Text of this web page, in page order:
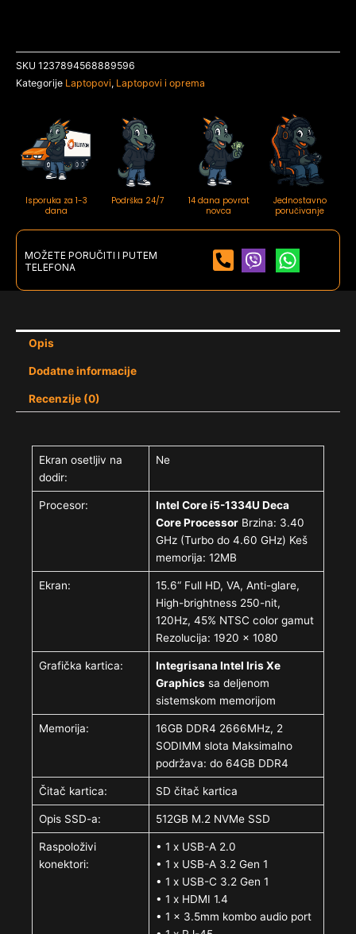
SKU 1237894568889596
Kategorije Laptopovi, Laptopovi i oprema
Isporuka za 1-3
dana
Podrška 24/7
14 dana povrat
novca
Jednostavno
poručivanje
MOŽETE PORUČITI I PUTEM
TELEFONA
Opis
Dodatne informacije
Recenzije (0)
Ekran osetljiv na
dodir:
Ne
Procesor:
Intel Core i5-1334U Deca
Core Processor Brzina: 3.40
GHz (Turbo do 4.60 GHz) Keš
memorija: 12MB
Ekran:
15.6“ Full HD, VA, Anti-glare,
High-brightness 250-nit,
120Hz, 45% NTSC color gamut
Rezolucija: 1920 x 1080
Grafička kartica:
Integrisana Intel Iris Xe
Graphics sa deljenom
sistemskom memorijom
Memorija:
16GB DDR4 2666MHz, 2
SODIMM slota Maksimalno
podržava: do 64GB DDR4
Čitač kartica: SD čitač kartica
Opis SSD-a: 512GB M.2 NVMe SSD
Raspoloživi
konektori:
• 1 x USB-A 2.0
• 1 x USB-A 3.2 Gen 1
• 1 x USB-C 3.2 Gen 1
• 1 x HDMI 1.4
• 1 x 3.5mm kombo audio port